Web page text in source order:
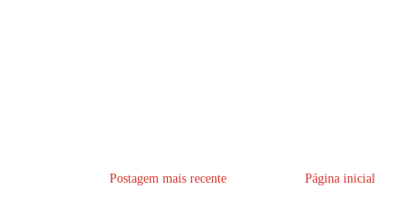
Postagem mais recente Página inicial